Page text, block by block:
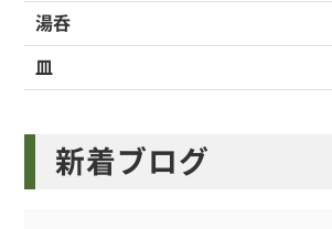
湯呑
皿
新着ブログ